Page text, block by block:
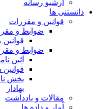
آرشیو رسانه
دانستنی ها
قوانین و مقررات
ضوابط و
ضوابط و
آئین
بخش
بهادار
مقالات و یادداشت
آمار و داده ها